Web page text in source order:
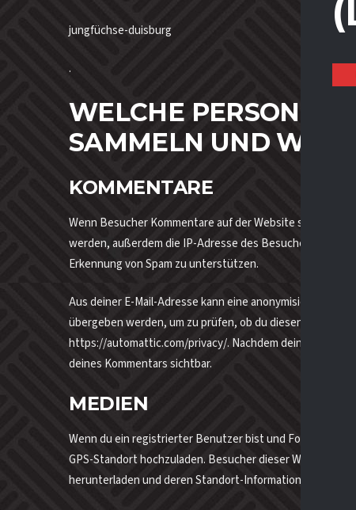
jungfüchse-duisburg
.
WELCHE
SAMMELN UND
KOMMENTARE
Wenn Besucher Kommentare auf der Website
werden, außerdem die IP-Adresse des Besuchers und
Erkennung von Spam zu unterstützen.
Aus deiner E-Mail-Adresse kann eine anonymisierte
übergeben werden, um zu prüfen, ob du diesen
https://automattic.com/privacy/. Nachdem dein
deines Kommentars sichtbar.
MEDIEN
Wenn du ein registrierter Benutzer bist und Fotos auf
GPS-Standort hochzuladen. Besucher dieser Website
herunterladen und deren Standort-Informationen